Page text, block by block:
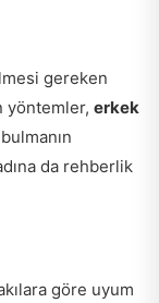
gereken
yöntemler, erkek
da rehberlik
göre uyum